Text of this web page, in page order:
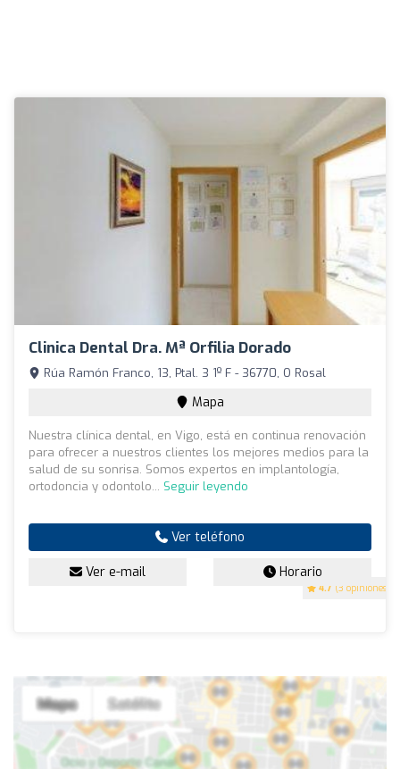
Clinica Dental Dra. Mª Orfilia Dorado
4.7 (3 opiniones)
Rúa Ramón Franco, 13, Ptal. 3 1º F - 36770, O Rosal
Mapa
Nuestra clínica dental, en Vigo, está en continua renovación
para ofrecer a nuestros clientes los mejores medios para la
salud de su sonrisa. Somos expertos en implantología,
ortodoncia y odontolo... Seguir leyendo
Ver teléfono
Ver e-mail Horario